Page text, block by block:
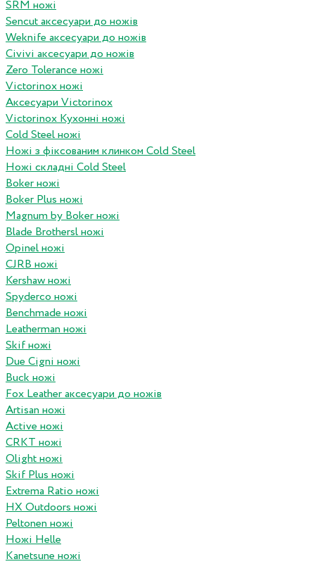
SRM ножі
Sencut аксесуари до ножів
Weknife аксесуари до ножів
Civivi аксесуари до ножів
Zero Tolerance ножі
Victorinox ножі
Аксесуари Victorinox
Victorinox Кухонні ножі
Cold Steel ножі
Ножі з фіксованим клинком Cold Steel
Ножі складні Cold Steel
Boker ножі
Boker Plus ножі
Magnum by Boker ножі
Blade Brothersl ножі
Opinel ножі
CJRB ножі
Kershaw ножі
Spyderco ножі
Benchmade ножі
Leatherman ножі
Skif ножі
Due Cigni ножі
Buck ножі
Fox Leather аксесуари до ножів
Artisan ножі
Active ножі
CRKT ножі
Olight ножі
Skif Plus ножі
Extrema Ratio ножі
HX Outdoors ножі
Peltonen ножі
Ножі Helle
Kanetsune ножі